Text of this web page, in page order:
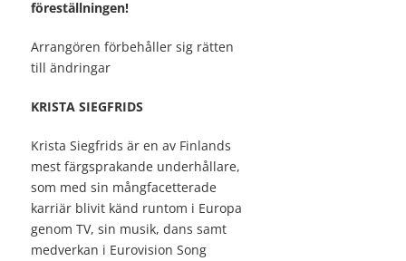
föreställningen!
Arrangören förbehåller sig rätten
till ändringar
KRISTA SIEGFRIDS
Krista Siegfrids är en av Finlands
mest färgsprakande underhållare,
som med sin mångfacetterade
karriär blivit känd runtom i Europa
genom TV, sin musik, dans samt
medverkan i Eurovision Song